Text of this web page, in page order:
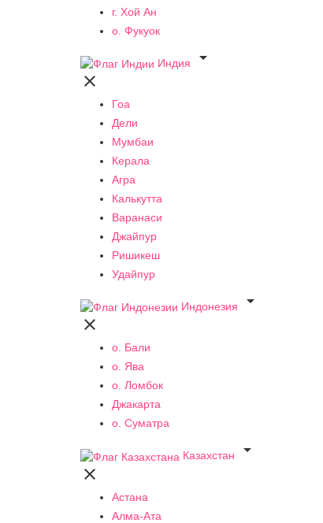
г. Хой Ан
о. Фукуок
Индия


Гоа
Дели
Мумбаи
Керала
Агра
Калькутта
Варанаси
Джайпур
Ришикеш
Удайпур
Индонезия


о. Бали
о. Ява
о. Ломбок
Джакарта
о. Суматра
Казахстан


Астана
Алма-Ата